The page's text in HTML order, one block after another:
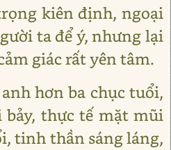
kiên định, ngoại
ta để ý, nhưng lại
giác rất yên tâm.
hơn ba chục tuổi,
thực tế mặt mũi
tinh thần sáng láng,